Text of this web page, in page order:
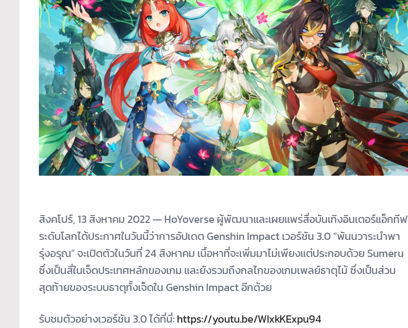
สิงคโปร์, 13 สิงหาคม 2022 — HoYoverse ผู้พัฒนาและเผยแพร่สื่อบันเทิงอินเตอร์แอ็กทีฟ
ระดับโลกได้ประกาศในวันนี้ว่าการอัปเดต Genshin Impact เวอร์ชัน 3.0 “พันนวาระนำพา
รุ่งอรุณ” จะเปิดตัวในวันที่ 24 สิงหาคม เนื้อหาที่จะเพิ่มมาไม่เพียงแต่ประกอบด้วย Sumeru
ซึ่งเป็นสี่ในเจ็ดประเทศหลักของเกม และยังรวมถึงกลไกของเกมเพลย์ธาตุไม้ ซึ่งเป็นส่วน
สุดท้ายของระบบธาตุทั้งเจ็ดใน Genshin Impact อีกด้วย
รับชมตัวอย่างเวอร์ชัน 3.0 ได้ที่นี่:https://youtu.be/WIxkKExpu94